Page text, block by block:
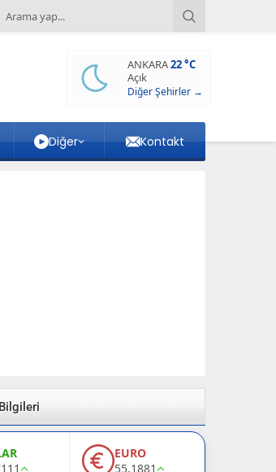
ANKARA22 °C
Açık
Diğer Şehirler →
Diğer Kontakt
EURO
55,1881